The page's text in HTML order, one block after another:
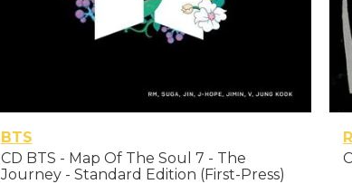
BTS
CD BTS - Map Of The Soul 7 - The
Journey - Standard Edition (First-Press)